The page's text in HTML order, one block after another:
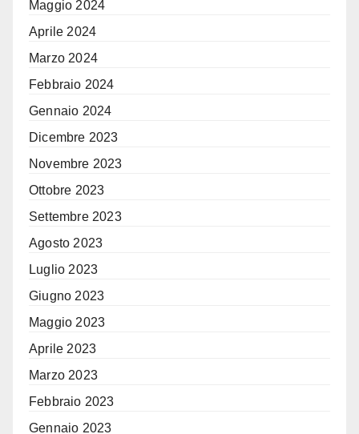
Maggio 2024
Aprile 2024
Marzo 2024
Febbraio 2024
Gennaio 2024
Dicembre 2023
Novembre 2023
Ottobre 2023
Settembre 2023
Agosto 2023
Luglio 2023
Giugno 2023
Maggio 2023
Aprile 2023
Marzo 2023
Febbraio 2023
Gennaio 2023